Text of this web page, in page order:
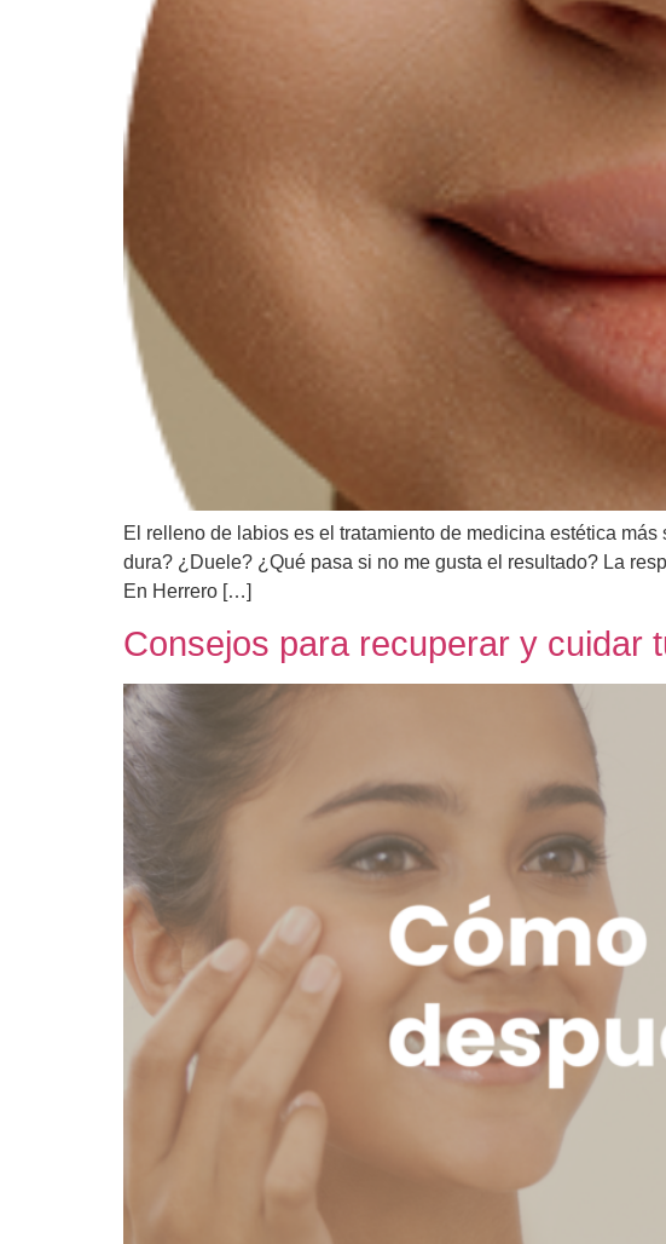
El relleno de labios es el tratamiento de medicina estética
dura? ¿Duele? ¿Qué pasa si no me gusta el resultado? La
En Herrero […]
Consejos para recuperar y cuidar